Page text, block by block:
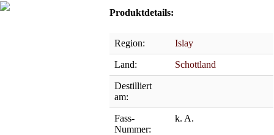
Produktdetails:
Region: Islay
Land: Schottland
Destilliert
am:
Fass-
Nummer:
k. A.